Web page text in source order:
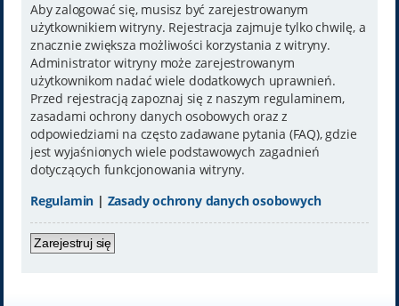
Aby zalogować się, musisz być zarejestrowanym
użytkownikiem witryny. Rejestracja zajmuje tylko chwilę, a
znacznie zwiększa możliwości korzystania z witryny.
Administrator witryny może zarejestrowanym
użytkownikom nadać wiele dodatkowych uprawnień.
Przed rejestracją zapoznaj się z naszym regulaminem,
zasadami ochrony danych osobowych oraz z
odpowiedziami na często zadawane pytania (FAQ), gdzie
jest wyjaśnionych wiele podstawowych zagadnień
dotyczących funkcjonowania witryny.
Regulamin | Zasady ochrony danych osobowych
Zarejestruj się